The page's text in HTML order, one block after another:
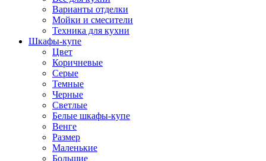
Варианты отделки
Мойки и смесители
Техника для кухни
Шкафы-купе
Цвет
Коричневые
Серые
Темные
Черные
Светлые
Белые шкафы-купе
Венге
Размер
Маленькие
Большие